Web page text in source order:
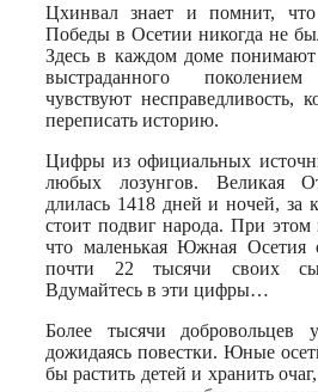
Цхинвал знает и помнит,
Победы в Осетии никогда не
Здесь в каждом доме
выстраданного
чувствуют несправедливость,
переписать историю.
Цифры из официальных
любых лозунгов. Великая
длилась 1418 дней и ночей, за
стоит подвиг народа. При
что маленькая Южная Осетия
почти 22 тысячи своих
Вдумайтесь в эти цифры…
Более тысячи
дожидаясь повестки. Юные
бы растить детей и хранить